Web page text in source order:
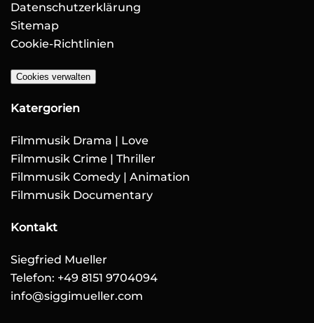
Datenschutzerklärung
Sitemap
Cookie-Richtlinien
Cookies verwalten
Katergorien
Filmmusik Drama | Love
Filmmusik Crime | Thriller
Filmmusik Comedy | Animation
Filmmusik Documentary
Kontakt
Siegfried Mueller
Telefon: +49 8151 9704094
info@siggimueller.com